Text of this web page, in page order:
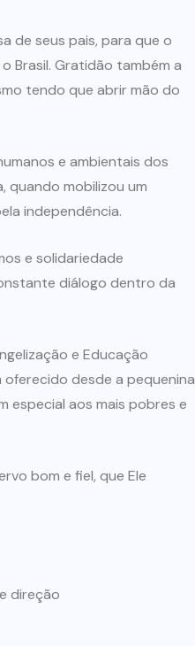
de seus pais, para que o
Brasil. Gratidão também a
tendo que abrir mão do
e ambientais dos
quando mobilizou um
independência.
e solidariedade
diálogo dentro da
e Educação
desde a pequenina
especial aos mais pobres e
bom e fiel, que Ele
direção